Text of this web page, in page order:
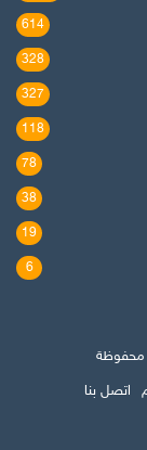
614
328
327
118
78
38
19
6
اتصل بنا